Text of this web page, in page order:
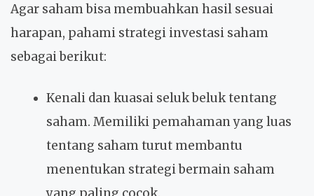
Agar saham bisa membuahkan hasil sesuai
harapan, pahami strategi investasi saham
sebagai berikut:
Kenali dan kuasai seluk beluk tentang
saham. Memiliki pemahaman yang luas
tentang saham turut membantu
menentukan strategi bermain saham